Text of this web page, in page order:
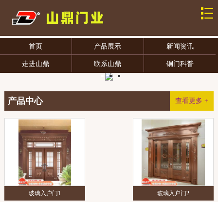
首页 产品展示 新闻资讯
走进山鼎 联系山鼎 铜门科普
查看更多 +
产品中心
玻璃入户门1 玻璃入户门2